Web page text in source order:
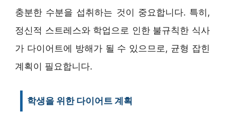
충분한 수분을 섭취하는 것이 중요합니다. 특히,
정신적 스트레스와 학업으로 인한 불규칙한 식사
가 다이어트에 방해가 될 수 있으므로, 균형 잡힌
계획이 필요합니다.
학생을 위한 다이어트 계획